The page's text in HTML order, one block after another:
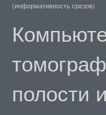
(информативность срезов)
полости и